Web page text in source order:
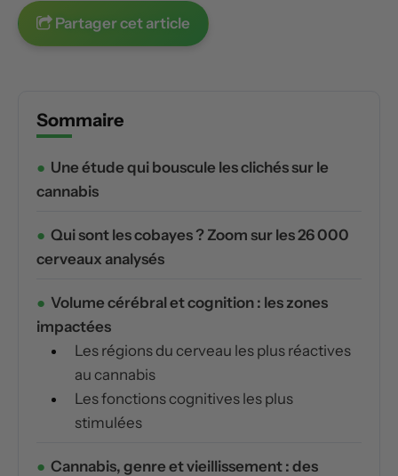
Partager cet article
Sommaire
Une étude qui bouscule les clichés sur le
cannabis
Qui sont les cobayes ? Zoom sur les 26 000
cerveaux analysés
Volume cérébral et cognition : les zones
impactées
Les régions du cerveau les plus réactives
au cannabis
Les fonctions cognitives les plus
stimulées
Cannabis, genre et vieillissement : des